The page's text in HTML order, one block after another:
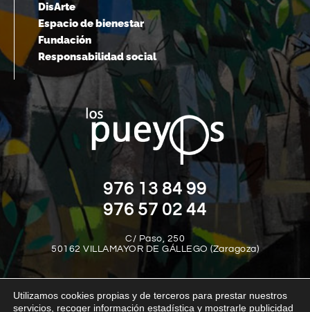
DisArte
Espacio de bienestar
Fundación
Responsabilidad social
976 13 84 99
976 57 02 44
C/ Paso, 250
50162 VILLAMAYOR DE GÁLLEGO (Zaragoza)
Utilizamos cookies propias y de terceros para prestar nuestros
servicios, recoger información estadística y mostrarle publicidad